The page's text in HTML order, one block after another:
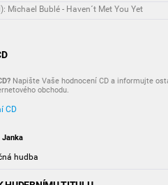
Michael Bublé - Haven´t Met You Yet
Napište Vaše hodnocení CD a informujte
obchodu.
CD
Janka
hudba